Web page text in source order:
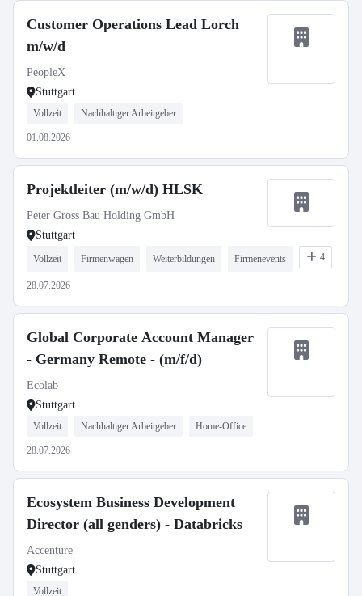
Customer Operations Lead Lorch
m/w/d
PeopleX
Stuttgart
Vollzeit Nachhaltiger Arbeitgeber
01.08.2026
Projektleiter (m/w/d) HLSK
Peter Gross Bau Holding GmbH
Stuttgart
Vollzeit Firmenwagen Weiterbildungen Firmenevents 4
28.07.2026
Global Corporate Account Manager
- Germany Remote - (m/f/d)
Ecolab
Stuttgart
Vollzeit Nachhaltiger Arbeitgeber Home-Office
28.07.2026
Ecosystem Business Development
Director (all genders) - Databricks
Accenture
Stuttgart
Vollzeit